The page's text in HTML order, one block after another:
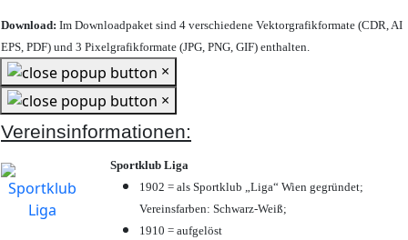
Download: Im Downloadpaket sind 4 verschiedene Vektorgrafikformate (CDR, AI
EPS, PDF) und 3 Pixelgrafikformate (JPG, PNG, GIF) enthalten.
×
×
Vereinsinformationen:
Sportklub Liga
1902 = als Sportklub „Liga“ Wien gegründet;
Vereinsfarben: Schwarz-Weiß;
1910 = aufgelöst